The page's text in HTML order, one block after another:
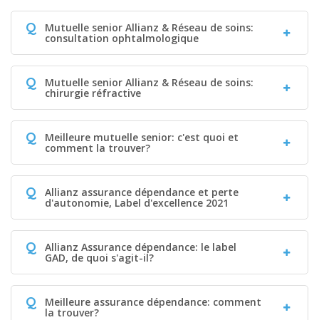
Q Mutuelle senior Allianz & Réseau de soins:
consultation ophtalmologique
Q Mutuelle senior Allianz & Réseau de soins:
chirurgie réfractive
Q Meilleure mutuelle senior: c'est quoi et
comment la trouver?
Q Allianz assurance dépendance et perte
d'autonomie, Label d'excellence 2021
Q Allianz Assurance dépendance: le label
GAD, de quoi s'agit-il?
Q Meilleure assurance dépendance: comment
la trouver?